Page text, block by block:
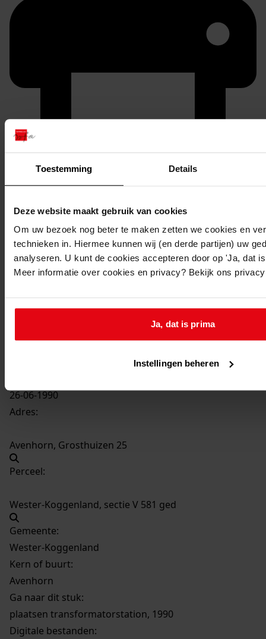
Toestemming Details
Deze website maakt gebruik van cookies
Om uw bezoek nog beter te maken zetten we cookies en
technieken in. Hiermee kunnen wij (en derde partijen) uw
analyseren. U kunt de cookies accepteren door op 'Ja, dat
Meer informatie over cookies en privacy? Bekijk ons
Ja, dat is prima
Instellingen beheren
duurzaam webadres
Inventaris
Nummers 001 tot en met 200
89plaatsen transformatorstation, 1990
Datering:
Beschrijving:
plaatsen transformatorstation
26-06-1990
Adres:
Avenhorn, Grosthuizen 25
Perceel:
Wester-Koggenland, sectie V 581 ged
Gemeente:
Wester-Koggenland
Kern of buurt:
Avenhorn
Ga naar dit stuk:
plaatsen transformatorstation, 1990
Digitale bestanden: